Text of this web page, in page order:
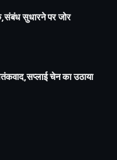
सुधारने पर जोर
चेन का उठाया